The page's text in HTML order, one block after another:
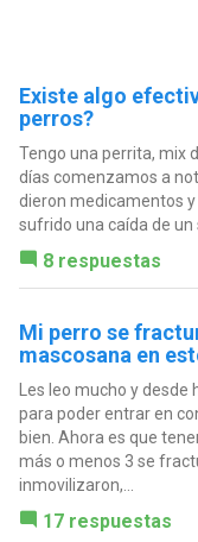
Existe algo
perros?
Tengo una perrita, mix
días comenzamos a
dieron medicamentos
sufrido una caída de un
8 respuestas
Mi perro se
mascosana en
Les leo mucho y
para poder entrar en
bien. Ahora es que
más o menos 3 se
inmovilizaron,...
17 respuestas